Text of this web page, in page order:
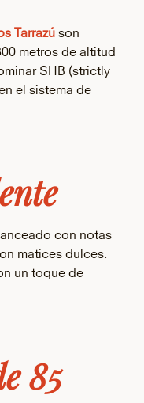
Tarrazú son
metros de altitud
SHB (strictly
el sistema de
con notas
matices dulces.
un toque de
85